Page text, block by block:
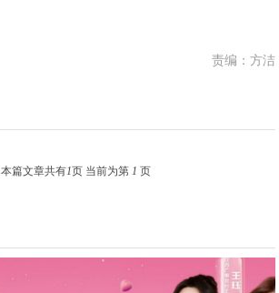
责编：方洁
本篇文章共有1页 当前为第 1 页